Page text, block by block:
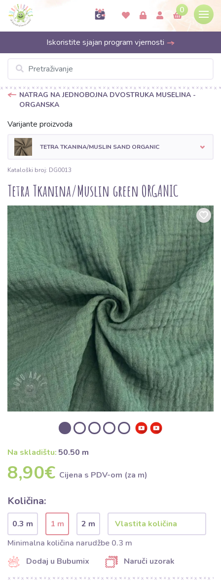
0
Iskoristite sjajan program vjernosti
NATRAG NA JEDNOBOJNA DVOSTRUKA MUSELINA -
ORGANSKA
Varijante proizvoda
TETRA TKANINA/MUSLIN SAND ORGANIC
Kataloški broj: DG0013
Tetra Tkanina/Muslin green ORGANIC
Na skladištu: 50.50 m
8,90€ Cijena s PDV-om (za m)
Količina:
0.3 m 1 m
2 m
Minimalna količina narudžbe 0.3 m
Dodaj u Bubumix
Naruči uzorak